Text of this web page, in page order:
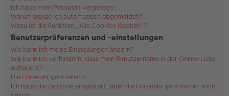
Ich habe mein Passwort vergessen!
Warum werde ich automatisch abgemeldet?
Wozu ist die Funktion „Alle Cookies löschen“?
Benutzerpräferenzen und -einstellungen
Wie kann ich meine Einstellungen ändern?
Wie kann ich verhindern, dass mein Benutzername in der Online-Liste
auftaucht?
Die Forenuhr geht falsch!
Ich habe die Zeitzone eingestellt, aber die Forenuhr geht immer noch